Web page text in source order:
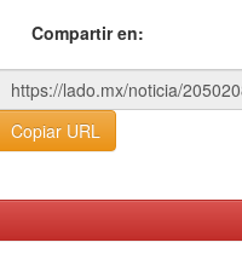
Compartir en:
Copiar URL